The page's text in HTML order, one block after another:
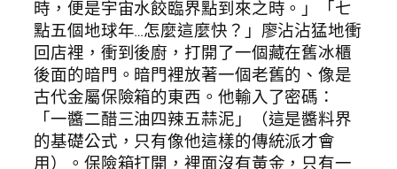
時，便是宇宙水餃臨界點到來之時。」「七
點五個地球年…怎麼這麼快？」廖沾沾猛地衝
回店裡，衝到後廚，打開了一個藏在舊冰櫃
後面的暗門。暗門裡放著一個老舊的、像是
古代金屬保險箱的東西。他輸入了密碼：
「一醬二醋三油四辣五蒜泥」（這是醬料界
的基礎公式，只有像他這樣的傳統派才會
用）。保險箱打開，裡面沒有黃金，只有一